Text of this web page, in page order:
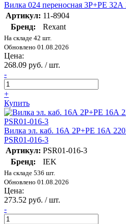
Вилка 024 переносная 3Р+РЕ 32А
Артикул: 11-8904
Бренд:
Rexant
На складе 42 шт.
Обновлено 01.08.2026
Цена:
268.09 руб. / шт.
-
+
Купить
Вилка эл. каб. 16А 2P+PE 16А
PSR01-016-3
Артикул: PSR01-016-3
Бренд:
IEK
На складе 536 шт.
Обновлено 01.08.2026
Цена:
273.52 руб. / шт.
-